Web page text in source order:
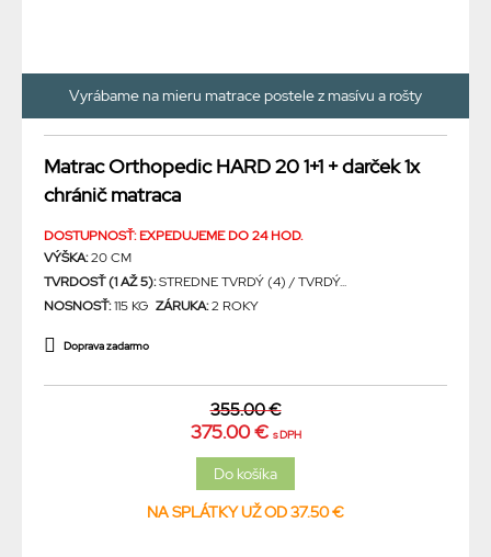
Vyrábame na mieru matrace postele z masívu a rošty
Matrac Orthopedic HARD 20 1+1 + darček 1x
chránič matraca
DOSTUPNOSŤ: EXPEDUJEME DO 24 HOD.
VÝŠKA:20 CM
TVRDOSŤ (1 AŽ 5):STREDNE TVRDÝ (4) / TVRDÝ...
NOSNOSŤ:115 KG ZÁRUKA:2 ROKY
Doprava zadarmo
355.00 €
375.00 € s DPH
NA SPLÁTKY UŽ OD 37.50 €